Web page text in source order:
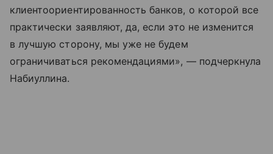
клиентоориентированность банков, о которой все
практически заявляют, да, если это не изменится
в лучшую сторону, мы уже не будем
ограничиваться рекомендациями», — подчеркнула
Набиуллина.